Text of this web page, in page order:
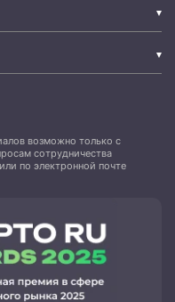
возможно только с
сотрудничества
или по электронной почте